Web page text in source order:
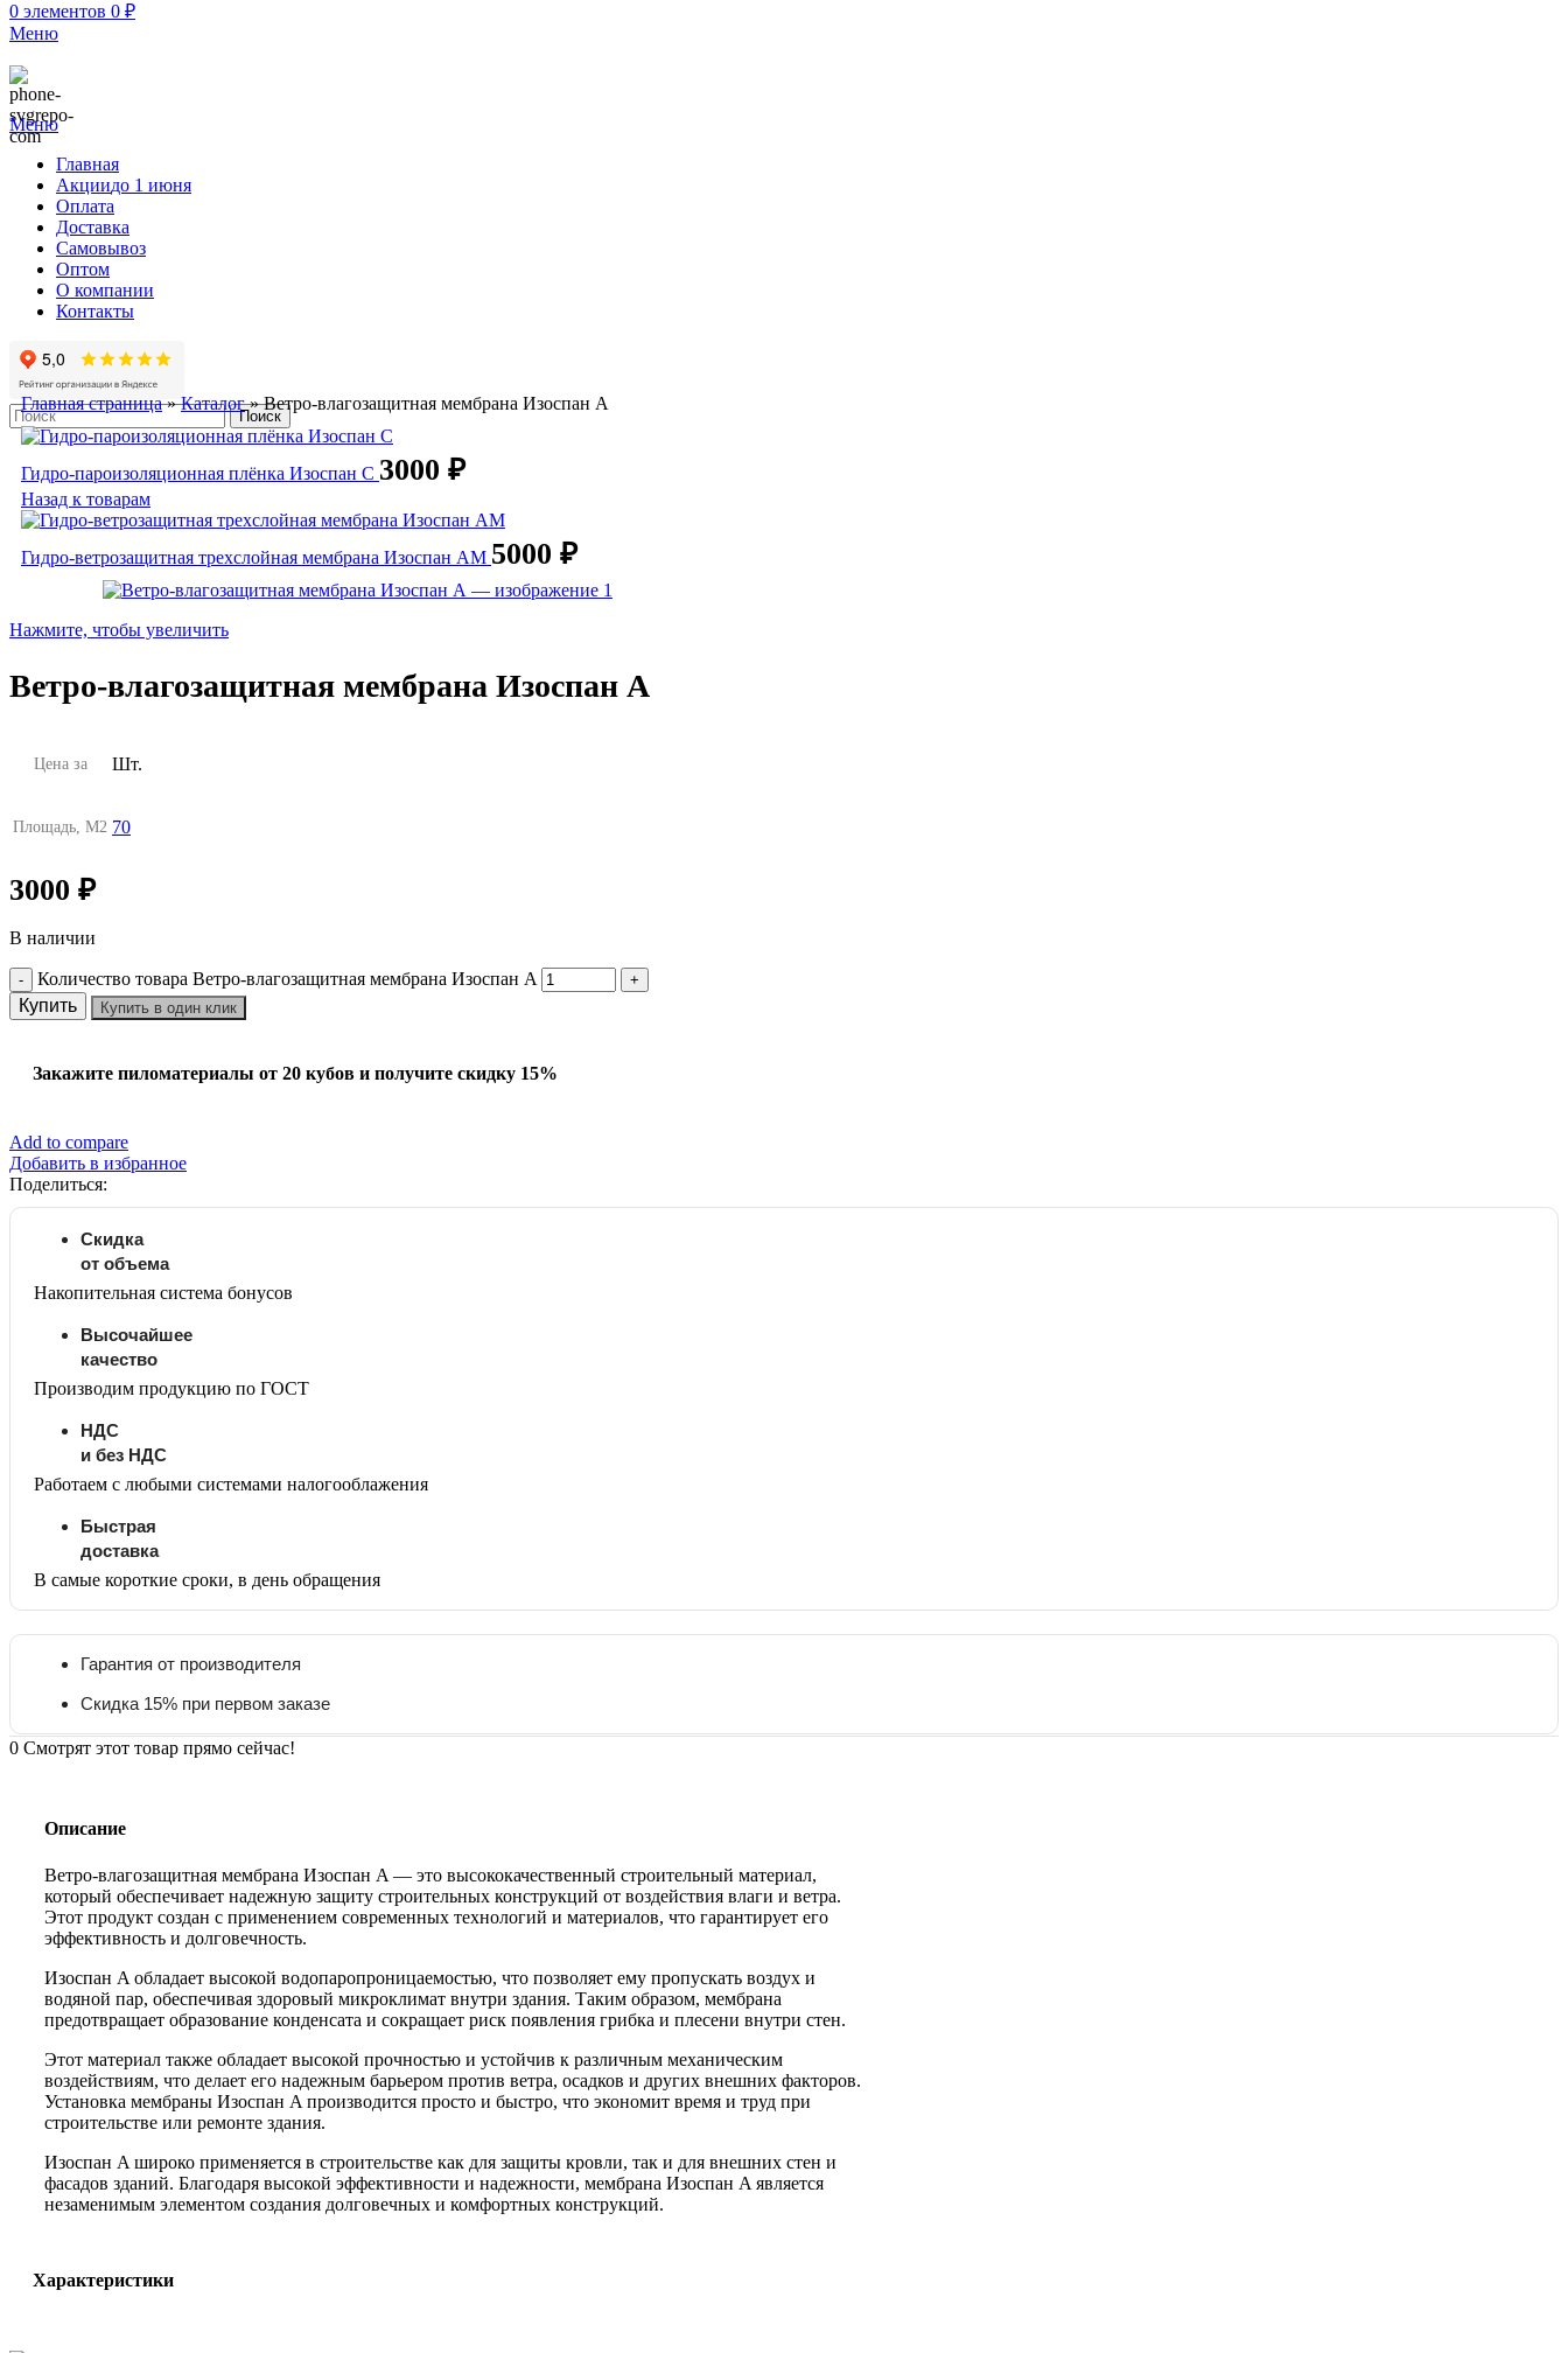
0 элементов 0 ₽
Меню
Меню
Главная
Акциидо 1 июня
Оплата
Доставка
Самовывоз
Оптом
О компании
Контакты
Поиск
Главная страница»Каталог»Ветро-влагозащитная мембрана Изоспан A
Гидро-пароизоляционная плёнка Изоспан С 3000 ₽
Назад к товарам
Гидро-ветрозащитная трехслойная мембрана Изоспан АМ 5000 ₽
Нажмите, чтобы увеличить
Ветро-влагозащитная мембрана Изоспан A
Цена за Шт.
Площадь, М2 70
3000 ₽
В наличии
Количество товара Ветро-влагозащитная мембрана Изоспан A
Купить
Купить в один клик
Закажите пиломатериалы от 20 кубов и получите скидку 15%
Add to compare
Добавить в избранное
Поделиться:
Скидка
от объема
Накопительная система бонусов
Высочайшее
качество
Производим продукцию по ГОСТ
НДС
и без НДС
Работаем с любыми системами налогооблажения
Быстрая
доставка
В самые короткие сроки, в день обращения
Гарантия от производителя
Скидка 15% при первом заказе
0 Смотрят этот товар прямо сейчас!
Описание
Ветро-влагозащитная мембрана Изоспан A — это высококачественный строительный материал,
который обеспечивает надежную защиту строительных конструкций от воздействия влаги и ветра.
Этот продукт создан с применением современных технологий и материалов, что гарантирует его
эффективность и долговечность.
Изоспан A обладает высокой водопаропроницаемостью, что позволяет ему пропускать воздух и
водяной пар, обеспечивая здоровый микроклимат внутри здания. Таким образом, мембрана
предотвращает образование конденсата и сокращает риск появления грибка и плесени внутри стен.
Этот материал также обладает высокой прочностью и устойчив к различным механическим
воздействиям, что делает его надежным барьером против ветра, осадков и других внешних факторов.
Установка мембраны Изоспан A производится просто и быстро, что экономит время и труд при
строительстве или ремонте здания.
Изоспан A широко применяется в строительстве как для защиты кровли, так и для внешних стен и
фасадов зданий. Благодаря высокой эффективности и надежности, мембрана Изоспан A является
незаменимым элементом создания долговечных и комфортных конструкций.
Характеристики